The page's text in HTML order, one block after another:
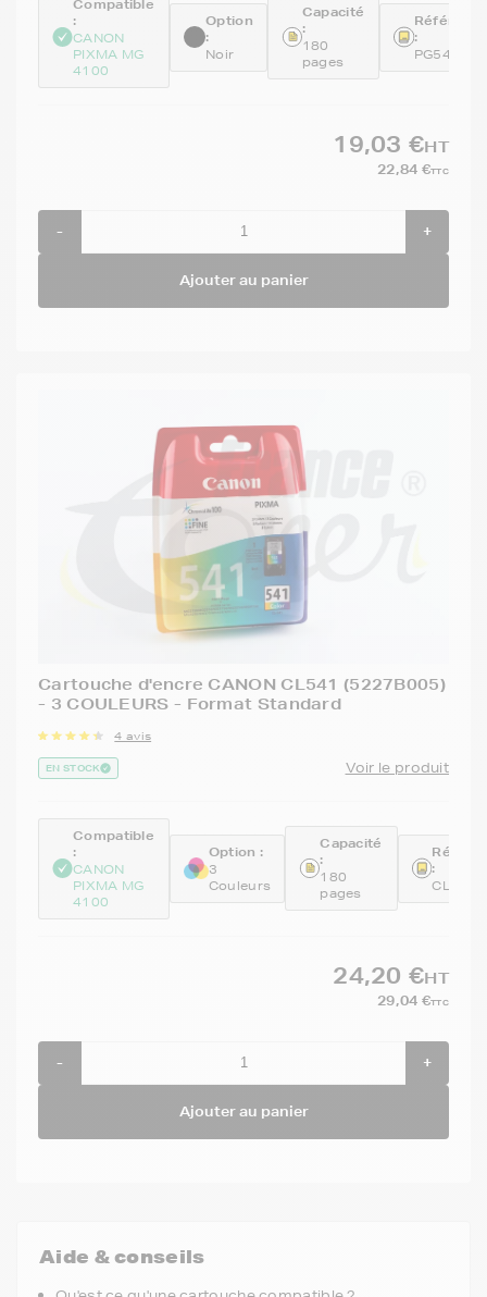
Compatible
:
CANON
PIXMA MG
4100
Option
:
Noir
Capacité
:
180
pages
:
PG540
19,03 €HT
22,84 €TTC
- +
Ajouter au panier
Cartouche d'encre CANON CL541 (5227B005)
- 3 COULEURS - Format Standard
4 avis
EN STOCK Voir le produit
Compatible
:
CANON
PIXMA MG
4100
Option :
3
Couleurs
Capacité
:
180
pages
:
CL541
24,20 €HT
29,04 €TTC
- +
Ajouter au panier
Aide & conseils